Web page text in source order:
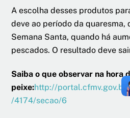
A escolha desses produtos
deve ao período da quaresma,
Semana Santa, quando há
pescados. O resultado deve
Saiba o que observar na hora
peixe:http://
/4174/secao/6